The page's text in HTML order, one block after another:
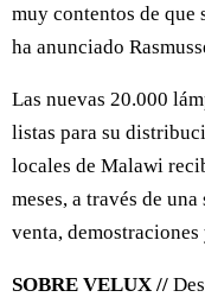
muy contentos de que
ha anunciado
Las nuevas 20.000
listas para su
locales de Malawi
meses, a través de
venta,
SOBRE VELUX //